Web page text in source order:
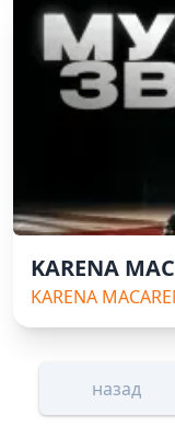
KARENA
KARENA
Music, 2025
назад